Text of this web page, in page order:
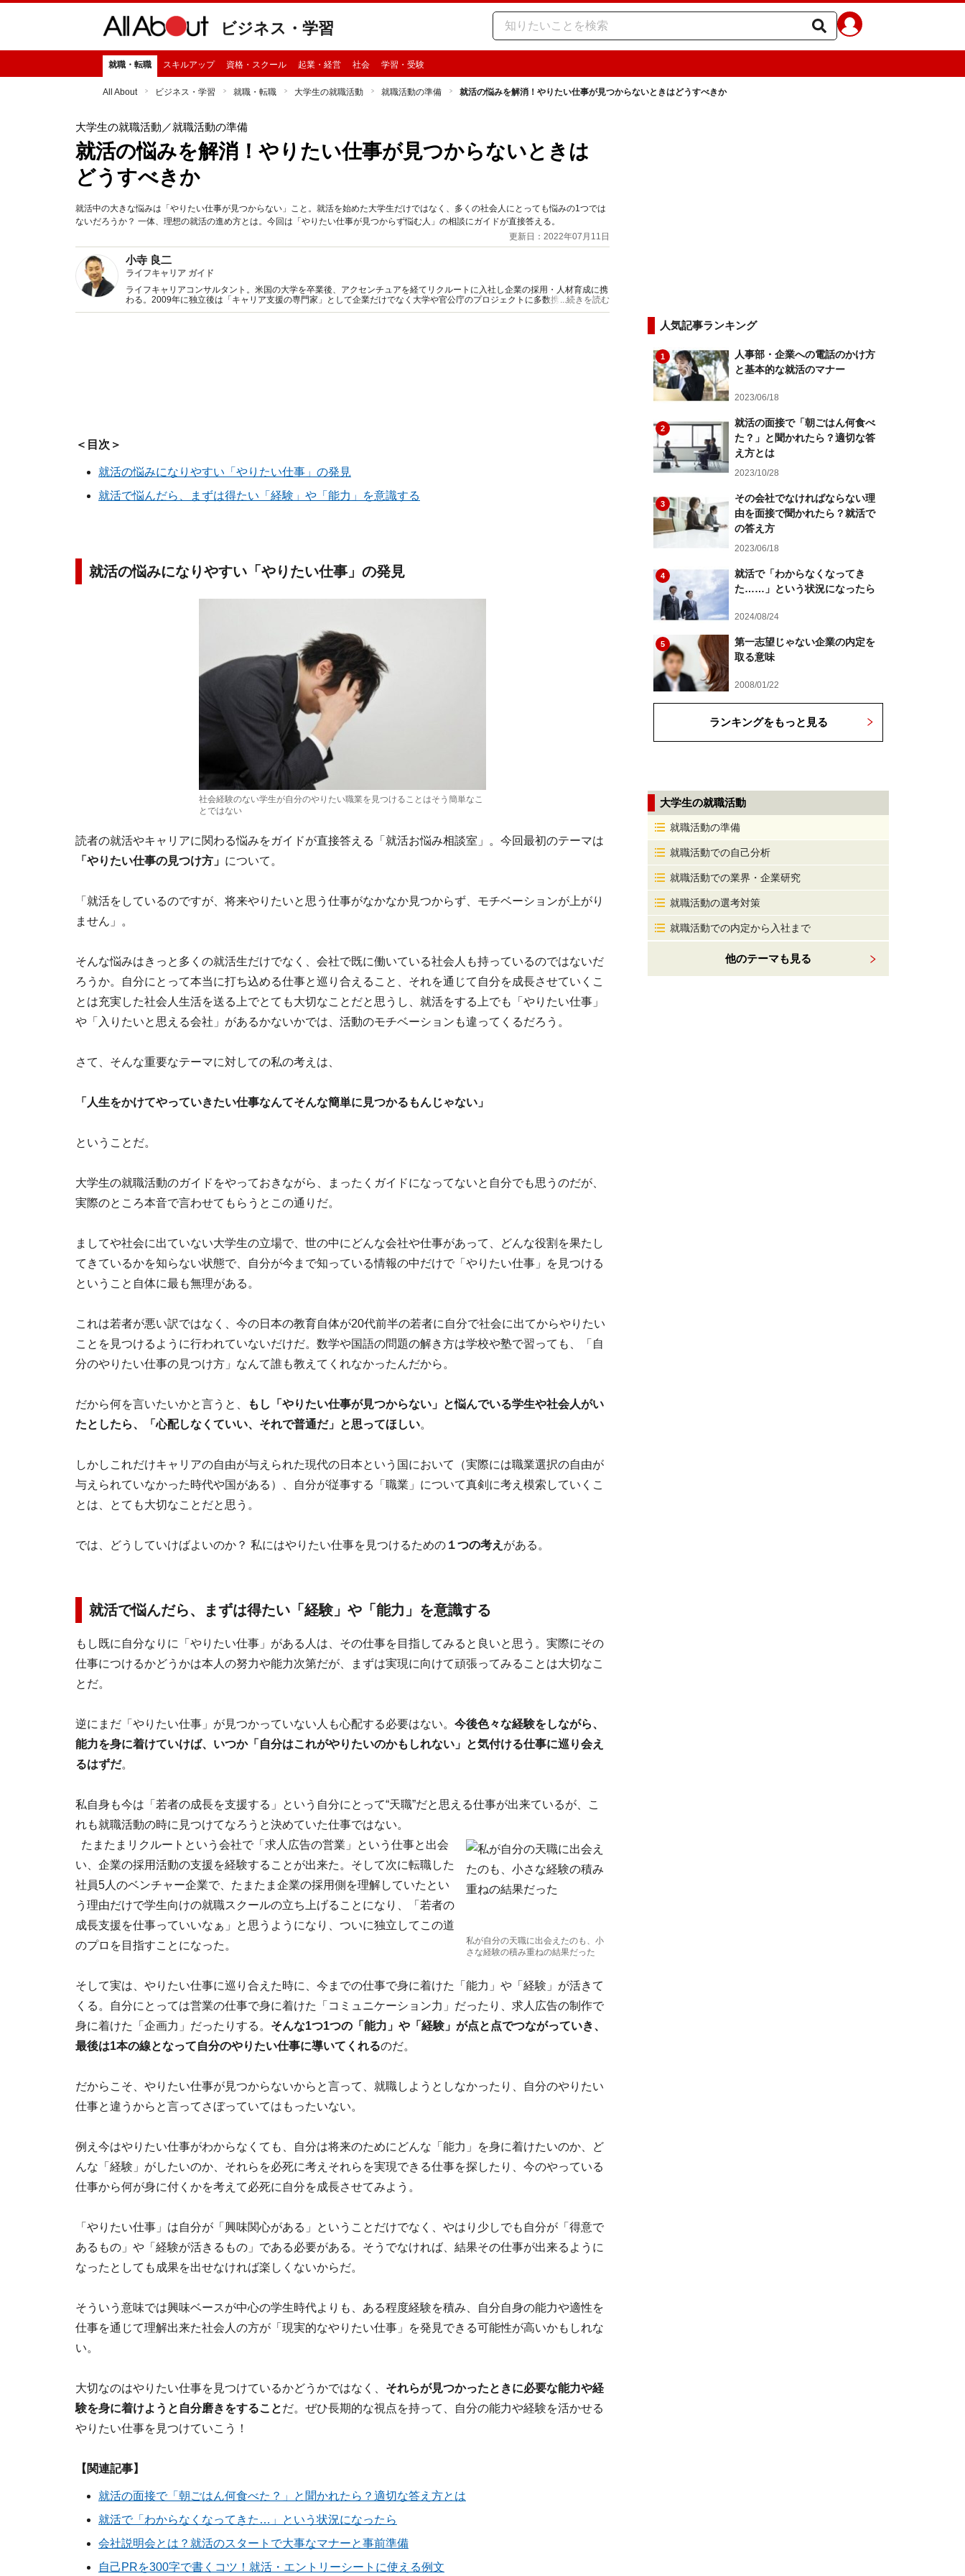
ビジネス・学習
就職・転職 スキルアップ 資格・スクール 起業・経営 社会 学習・受験
All About ビジネス・学習 就職・転職 大学生の就職活動 就職活動の準備 就活の悩みを解消！やりたい仕事が見つからないときはどうすべきか
大学生の就職活動 ／就職活動の準備
就活の悩みを解消！やりたい仕事が見つからないときは
どうすべきか
就活中の大きな悩みは「やりたい仕事が見つからない」こと。就活を始めた大学生だけではなく、多くの社会人にとっても悩みの1つでは
ないだろうか？ 一体、理想の就活の進め方とは。今回は「やりたい仕事が見つからず悩む人」の相談にガイドが直接答える。
更新日：2022年07月11日
小寺 良二
ライフキャリア ガイド
ライフキャリアコンサルタント。米国の大学を卒業後、アクセンチュアを経てリクルートに入社し企業の採用・人材育成に携
わる。2009年に独立後は「キャリア支援の専門家」として企業だけでなく大学や官公庁のプロジェクトに多数携わる。2021
年に家族で沖縄県石垣島に移住。
...続きを読む
＜目次＞
就活の悩みになりやすい「やりたい仕事」の発見
就活で悩んだら、まずは得たい「経験」や「能力」を意識する
就活の悩みになりやすい「やりたい仕事」の発見
社会経験のない学生が自分のやりたい職業を見つけることはそう簡単なこ
とではない
読者の就活やキャリアに関わる悩みをガイドが直接答える「就活お悩み相談室」。今回最初のテーマは
「やりたい仕事の見つけ方」 について。
「就活をしているのですが、将来やりたいと思う仕事がなかなか見つからず、モチベーションが上がり
ません」。
そんな悩みはきっと多くの就活生だけでなく、会社で既に働いている社会人も持っているのではないだ
ろうか。自分にとって本当に打ち込める仕事と巡り合えること、それを通じて自分を成長させていくこ
とは充実した社会人生活を送る上でとても大切なことだと思うし、就活をする上でも「やりたい仕事」
や「入りたいと思える会社」があるかないかでは、活動のモチベーションも違ってくるだろう。
さて、そんな重要なテーマに対しての私の考えは、
「人生をかけてやっていきたい仕事なんてそんな簡単に見つかるもんじゃない」
ということだ。
大学生の就職活動のガイドをやっておきながら、まったくガイドになってないと自分でも思うのだが、
実際のところ本音で言わせてもらうとこの通りだ。
ましてや社会に出ていない大学生の立場で、世の中にどんな会社や仕事があって、どんな役割を果たし
てきているかを知らない状態で、自分が今まで知っている情報の中だけで「やりたい仕事」を見つける
ということ自体に最も無理がある。
これは若者が悪い訳ではなく、今の日本の教育自体が20代前半の若者に自分で社会に出てからやりたい
ことを見つけるように行われていないだけだ。数学や国語の問題の解き方は学校や塾で習っても、「自
分のやりたい仕事の見つけ方」なんて誰も教えてくれなかったんだから。
だから何を言いたいかと言うと、
もし「やりたい仕事が見つからない」と悩んでいる学生や社会人がい
たとしたら、「心配しなくていい、それで普通だ」と思ってほしい。
しかしこれだけキャリアの自由が与えられた現代の日本という国において（実際には職業選択の自由が
与えられていなかった時代や国がある）、自分が従事する「職業」について真剣に考え模索していくこ
とは、とても大切なことだと思う。
では、どうしていけばよいのか？ 私にはやりたい仕事を見つけるための １つの考え がある。
就活で悩んだら、まずは得たい「経験」や「能力」を意識する
もし既に自分なりに「やりたい仕事」がある人は、その仕事を目指してみると良いと思う。実際にその
仕事につけるかどうかは本人の努力や能力次第だが、まずは実現に向けて頑張ってみることは大切なこ
とだ。
逆にまだ「やりたい仕事」が見つかっていない人も心配する必要はない。 今後色々な経験をしながら、
能力を身に着けていけば、いつか「自分はこれがやりたいのかもしれない」と気付ける仕事に巡り会え
るはずだ。
私自身も今は「若者の成長を支援する」という自分にとって“天職”だと思える仕事が出来ているが、こ
れも就職活動の時に見つけてなろうと決めていた仕事ではない。
私が自分の天職に出会えたのも、小
さな経験の積み重ねの結果だった
たまたまリクルートという会社で「求人広告の営業」という仕事と出会
い、企業の採用活動の支援を経験することが出来た。そして次に転職した
社員5人のベンチャー企業で、たまたま企業の採用側を理解していたとい
う理由だけで学生向けの就職スクールの立ち上げることになり、「若者の
成長支援を仕事っていいなぁ」と思うようになり、ついに独立してこの道
のプロを目指すことになった。
そして実は、やりたい仕事に巡り合えた時に、今までの仕事で身に着けた「能力」や「経験」が活きて
くる。自分にとっては営業の仕事で身に着けた「コミュニケーション力」だったり、求人広告の制作で
身に着けた「企画力」だったりする。 そんな1つ1つの「能力」や「経験」が点と点でつながっていき、
最後は1本の線となって自分のやりたい仕事に導いてくれるのだ。
だからこそ、やりたい仕事が見つからないからと言って、就職しようとしなかったり、自分のやりたい
仕事と違うからと言ってさぼっていてはもったいない。
例え今はやりたい仕事がわからなくても、自分は将来のためにどんな「能力」を身に着けたいのか、ど
んな「経験」がしたいのか、それらを必死に考えそれらを実現できる仕事を探したり、今のやっている
仕事から何が身に付くかを考えて必死に自分を成長させてみよう。
「やりたい仕事」は自分が「興味関心がある」ということだけでなく、やはり少しでも自分が「得意で
あるもの」や「経験が活きるもの」である必要がある。そうでなければ、結果その仕事が出来るように
なったとしても成果を出せなければ楽しくないからだ。
そういう意味では興味ベースが中心の学生時代よりも、ある程度経験を積み、自分自身の能力や適性を
仕事を通じて理解出来た社会人の方が「現実的なやりたい仕事」を発見できる可能性が高いかもしれな
い。
大切なのはやりたい仕事を見つけているかどうかではなく、 それらが見つかったときに必要な能力や経
験を身に着けようと自分磨きをすることだ。ぜひ長期的な視点を持って、自分の能力や経験を活かせる
やりたい仕事を見つけていこう！
【関連記事】
就活の面接で「朝ごはん何食べた？」と聞かれたら？適切な答え方とは
就活で「わからなくなってきた…」という状況になったら
会社説明会とは？就活のスタートで大事なマナーと事前準備
自己PRを300字で書くコツ！就活・エントリーシートに使える例文
人気記事ランキング
1
人事部・企業への電話のかけ方
と基本的な就活のマナー
2023/06/18
2
就活の面接で「朝ごはん何食べ
た？」と聞かれたら？適切な答
え方とは
2023/10/28
3
その会社でなければならない理
由を面接で聞かれたら？就活で
の答え方
2023/06/18
4
就活で「わからなくなってき
た……」という状況になったら
2024/08/24
5
第一志望じゃない企業の内定を
取る意味
2008/01/22
ランキングをもっと見る
大学生の就職活動
就職活動の準備
就職活動での自己分析
就職活動での業界・企業研究
就職活動の選考対策
就職活動での内定から入社まで
他のテーマも見る